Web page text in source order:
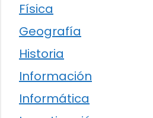
Física
Geografía
Historia
Información
Informática